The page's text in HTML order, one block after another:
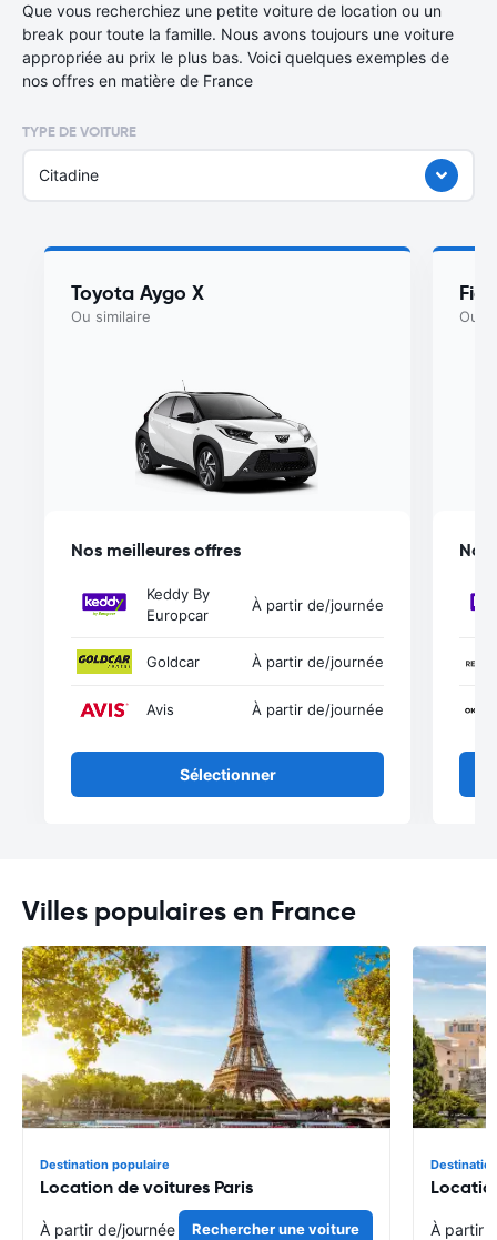
Que vous recherchiez une petite voiture de location ou un
break pour toute la famille. Nous avons toujours une voiture
appropriée au prix le plus bas. Voici quelques exemples de
nos offres en matière de France
TYPE DE VOITURE
Citadine
Toyota Aygo X
Ou similaire
Nos meilleures offres
Keddy By
Europcar
À partir de/journée
Goldcar À partir de/journée
Avis À partir de/journée
Sélectionner
Ou
Nos
Villes populaires en France
Destination populaire
Location de voitures Paris
À partir de/journée Rechercher une voiture À partir